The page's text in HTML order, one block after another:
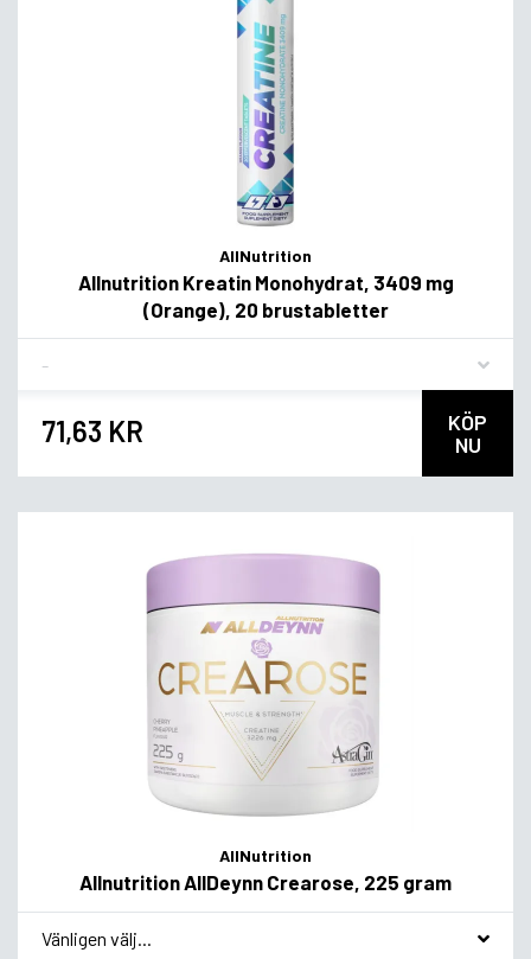
AllNutrition
Allnutrition Kreatin Monohydrat, 3409 mg
(Orange), 20 brustabletter
71,63 KR
KÖP
NU
AllNutrition
Allnutrition AllDeynn Crearose, 225 gram
* Smakvariant